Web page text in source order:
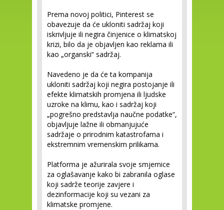
Prema novoj politici, Pinterest se
obavezuje da će ukloniti sadržaj koji
iskrivljuje ili negira činjenice o klimatskoj
krizi, bilo da je objavljen kao reklama ili
kao „organski“ sadržaj.
Navedeno je da će ta kompanija
ukloniti sadržaj koji negira postojanje ili
efekte klimatskih promjena ili ljudske
uzroke na klimu, kao i sadržaj koji
„pogrešno predstavlja naučne podatke“,
objavljuje lažne ili obmanjujuće
sadržaje o prirodnim katastrofama i
ekstremnim vremenskim prilikama.
Platforma je ažurirala svoje smjernice
za oglašavanje kako bi zabranila oglase
koji sadrže teorije zavjere i
dezinformacije koji su vezani za
klimatske promjene.